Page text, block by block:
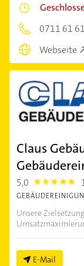
0711 61
Webseite
Claus
5,0 5.0
Unsere
E-Mail